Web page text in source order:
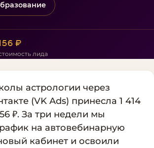
₽
лида
астрологии через
(VK Ads) принесла 1 414
₽. За три недели мы
на автовебинарную
кабинет и освоили